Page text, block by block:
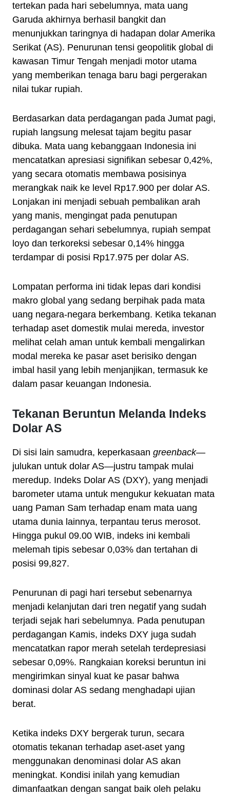
tertekan pada hari sebelumnya, mata uang
Garuda akhirnya berhasil bangkit dan
menunjukkan taringnya di hadapan dolar Amerika
Serikat (AS). Penurunan tensi geopolitik global di
kawasan Timur Tengah menjadi motor utama
yang memberikan tenaga baru bagi pergerakan
nilai tukar rupiah.
Berdasarkan data perdagangan pada Jumat pagi,
rupiah langsung melesat tajam begitu pasar
dibuka. Mata uang kebanggaan Indonesia ini
mencatatkan apresiasi signifikan sebesar 0,42%,
yang secara otomatis membawa posisinya
merangkak naik ke level Rp17.900 per dolar AS.
Lonjakan ini menjadi sebuah pembalikan arah
yang manis, mengingat pada penutupan
perdagangan sehari sebelumnya, rupiah sempat
loyo dan terkoreksi sebesar 0,14% hingga
terdampar di posisi Rp17.975 per dolar AS.
Lompatan performa ini tidak lepas dari kondisi
makro global yang sedang berpihak pada mata
uang negara-negara berkembang. Ketika tekanan
terhadap aset domestik mulai mereda, investor
melihat celah aman untuk kembali mengalirkan
modal mereka ke pasar aset berisiko dengan
imbal hasil yang lebih menjanjikan, termasuk ke
dalam pasar keuangan Indonesia.
Tekanan Beruntun Melanda Indeks
Dolar AS
Di sisi lain samudra, keperkasaan greenback—
julukan untuk dolar AS—justru tampak mulai
meredup. Indeks Dolar AS (DXY), yang menjadi
barometer utama untuk mengukur kekuatan mata
uang Paman Sam terhadap enam mata uang
utama dunia lainnya, terpantau terus merosot.
Hingga pukul 09.00 WIB, indeks ini kembali
melemah tipis sebesar 0,03% dan tertahan di
posisi 99,827.
Penurunan di pagi hari tersebut sebenarnya
menjadi kelanjutan dari tren negatif yang sudah
terjadi sejak hari sebelumnya. Pada penutupan
perdagangan Kamis, indeks DXY juga sudah
mencatatkan rapor merah setelah terdepresiasi
sebesar 0,09%. Rangkaian koreksi beruntun ini
mengirimkan sinyal kuat ke pasar bahwa
dominasi dolar AS sedang menghadapi ujian
berat.
Ketika indeks DXY bergerak turun, secara
otomatis tekanan terhadap aset-aset yang
menggunakan denominasi dolar AS akan
meningkat. Kondisi inilah yang kemudian
dimanfaatkan dengan sangat baik oleh pelaku